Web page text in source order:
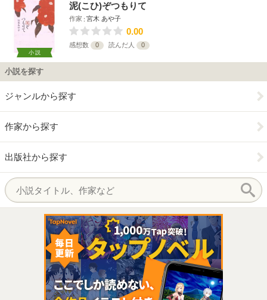
小説
泥(こひ)ぞつもりて
作家 宮木 あや子
0.00
感想数 0 読んだ人 0
小説を探す
ジャンルから探す
作家から探す
出版社から探す